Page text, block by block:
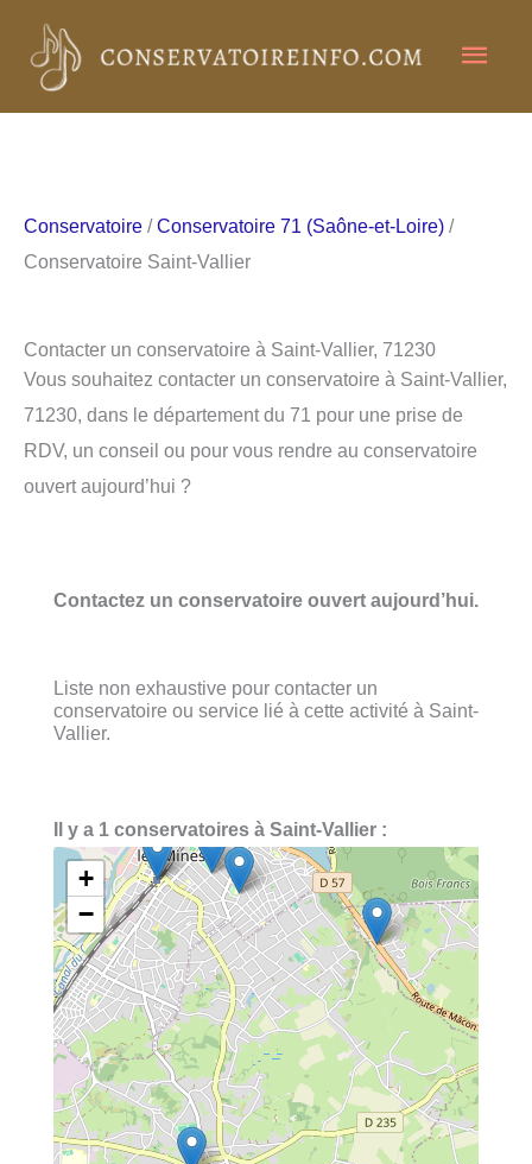
contenu
Conservatoire /Conservatoire 71 (Saône-et-Loire) /
Conservatoire Saint-Vallier
Contacter un conservatoire à Saint-Vallier, 71230
Vous souhaitez contacter un conservatoire à Saint-Vallier,
71230, dans le département du 71 pour une prise de
RDV, un conseil ou pour vous rendre au conservatoire
ouvert aujourd’hui ?
Contactez un conservatoire ouvert aujourd’hui.
Liste non exhaustive pour contacter un
conservatoire ou service lié à cette activité à Saint-
Vallier.
Il y a 1 conservatoires à Saint-Vallier :
+
−